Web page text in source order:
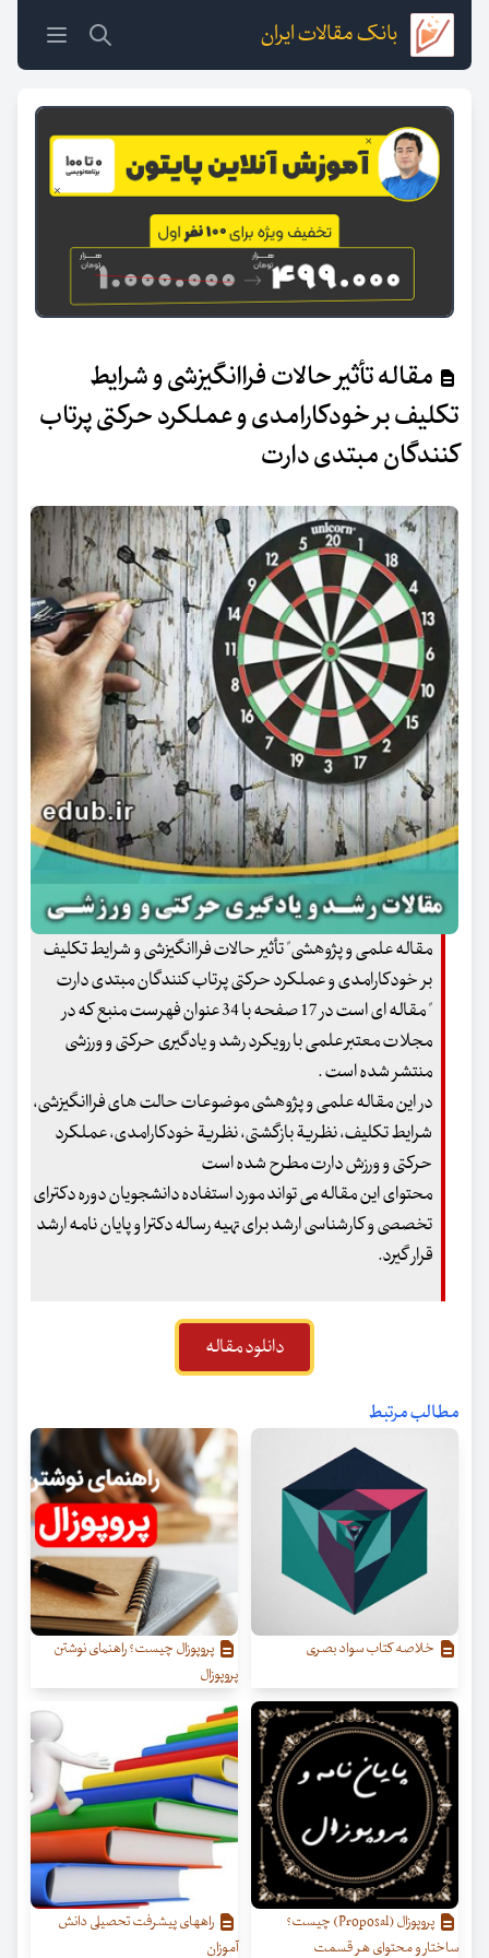
بانک مقالات ایران
مقاله تأثیر حالات فراانگیزشی و شرایط
تکلیف بر خودکارامدی و عملکرد حرکتی پرتاب
کنندگان مبتدی دارت
مقاله علمی و پژوهشی" تأثیر حالات فراانگیزشی و شرایط تکلیف
بر خودکارامدی و عملکرد حرکتی پرتاب کنندگان مبتدی دارت
" مقاله ای است در 17 صفحه با 34 عنوان فهرست منبع که در
مجلات معتبر علمی با رویکرد رشد و یادگیری حرکتی و ورزشی
منتشر شده است .
در این مقاله علمی و پژوهشی موضوعات حالت های فراانگیزشی،
شرایط تکلیف، نظریة بازگشتی، نظریة خودکارامدی، عملکرد
حرکتی و ورزش دارت مطرح شده است
محتوای این مقاله می تواند مورد استفاده دانشجویان دوره دکترای
تخصصی و کارشناسی ارشد برای تهیه رساله دکترا و پایان نامه ارشد
قرار گیرد.
دانلود مقاله
مطالب مرتبط
خلاصه کتاب سواد بصری
پروپوزال چیست؟ راهنمای نوشتن
پروپوزال
پروپوزال (Proposal) چیست؟
ساختار و محتوای هر قسمت
راههای پیشرفت تحصیلی دانش
آموزان